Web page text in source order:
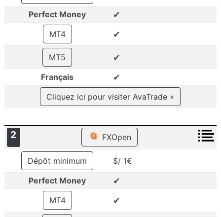
Perfect Money
✔
MT4 ✔
MT5 ✔
Français ✔
Cliquez ici pour visiter AvaTrade »
2 FXOpen
Dépôt minimum
$/ 1€
Perfect Money
✔
MT4 ✔